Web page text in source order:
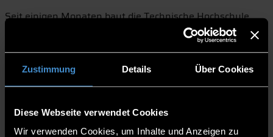
Zustimmung Details Über Cookies
Diese Webseite verwendet Cookies
Wir verwenden Cookies, um Inhalte und Anzeigen zu
Seit einigen Monaten baut die Technische Hochschule
Deggendorf (THD) ihr Engagement in der regionalen
Gesundheitsversorgung weiter aus. Im Fokus steht die
Verbesserung der Versorgung chronischer Wunden,
insbesondere bei Menschen mit Diabetes. Gemeinsam mit
ambulanten Pflegediensten, Fachkliniken, Hausärztinnen
Prävention, Behandlung und Schulung.
Ziel ist es, die Versorgungsqualität zu steigern und